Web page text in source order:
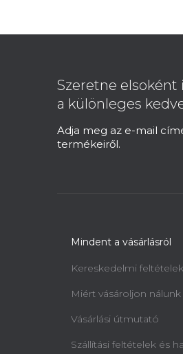
Szeretne
a különleges
Adja meg az e-mail
termékeiről.
Mindent a vásárlásról
Kereskedelmi feltételek
Miért vásároljon nálunk
Vásárlási útmutató
Szállítási feltételek és